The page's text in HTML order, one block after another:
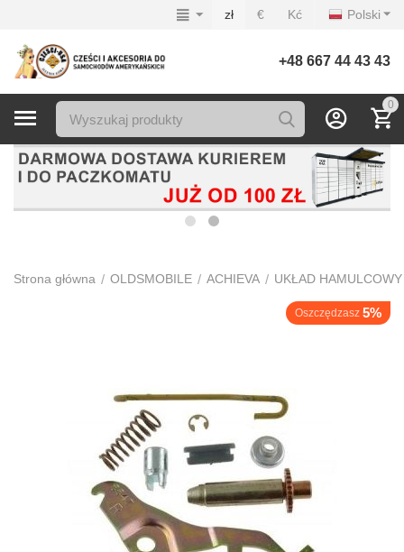
Polski
zł € Kć
+48 667 44 43 43
0
Strona główna / OLDSMOBILE / ACHIEVA / UKŁAD HAMULCOWY
Oszczędzasz 5%